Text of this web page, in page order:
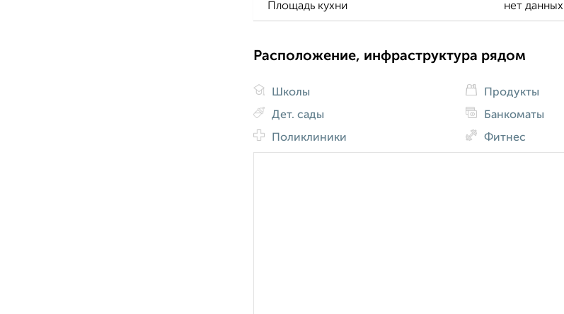
Площадь кухни нет данных
Расположение, инфраструктура рядом
Школы
Дет. сады
Поликлиники
Продукты
Банкоматы
Фитнес